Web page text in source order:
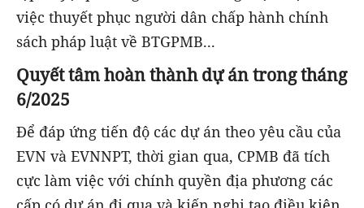
việc thuyết phục người dân chấp hành chính
sách pháp luật về BTGPMB...
Quyết tâm hoàn thành dự án trong tháng
6/2025
Để đáp ứng tiến độ các dự án theo yêu cầu của
EVN và EVNNPT, thời gian qua, CPMB đã tích
cực làm việc với chính quyền địa phương các